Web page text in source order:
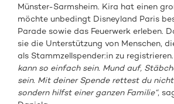
Münster-Sarmsheim. Kira hat einen
möchte unbedingt Disneyland Paris
Parade sowie das Feuerwerk erleben.
sie die Unterstützung von Menschen,
als Stammzellspender:in zu registrieren.
kann so einfach sein. Mund auf,
sein. Mit deiner Spende rettest du
sondern hilfst einer ganzen Familie“,